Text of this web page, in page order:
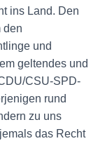
ins Land. Den
den
und
geltendes und
CSU-SPD-
rund
zu uns
das Recht